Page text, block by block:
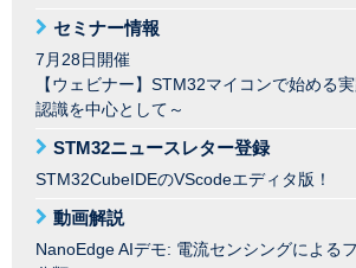
セミナー情報
7月28日開催
【ウェビナー】STM32マイコンで始める
認識を中心として～
STM32ニュースレター登録
STM32CubeIDEのVScodeエディタ版！
動画解説
NanoEdge AIデモ: 電流センシングによる